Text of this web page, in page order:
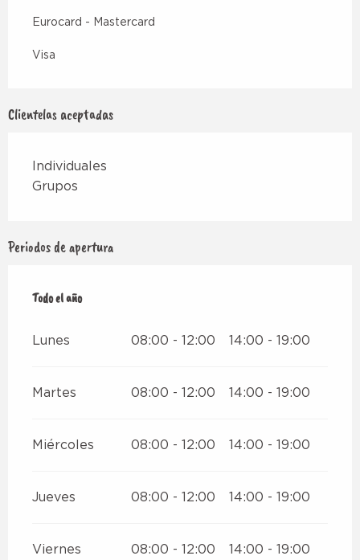
Eurocard - Mastercard
Visa
Clientelas aceptadas
Individuales
Grupos
Periodos de apertura
Todo el año
Todo el año
Lunes 08:00 - 12:00 14:00 - 19:00
Martes 08:00 - 12:00 14:00 - 19:00
Miércoles 08:00 - 12:00 14:00 - 19:00
Jueves 08:00 - 12:00 14:00 - 19:00
Viernes 08:00 - 12:00 14:00 - 19:00